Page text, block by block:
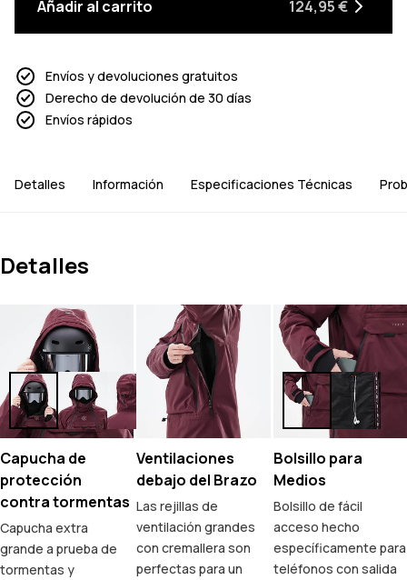
Añadir al carrito 124,95 €
Envíos y devoluciones gratuitos
Derecho de devolución de 30 días
Envíos rápidos
Detalles Información Especificaciones Técnicas
Detalles
Capucha de
protección
contra tormentas
Capucha extra
grande a prueba de
tormentas y
Ventilaciones
debajo del Brazo
Las rejillas de
ventilación grandes
con cremallera son
perfectas para un
Bolsillo para
Medios
Bolsillo de fácil
acceso hecho
específicamente para
teléfonos con salida